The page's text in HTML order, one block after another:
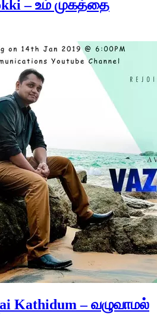
– உம் முகத்தை
Kathidum – வழுவாமல்